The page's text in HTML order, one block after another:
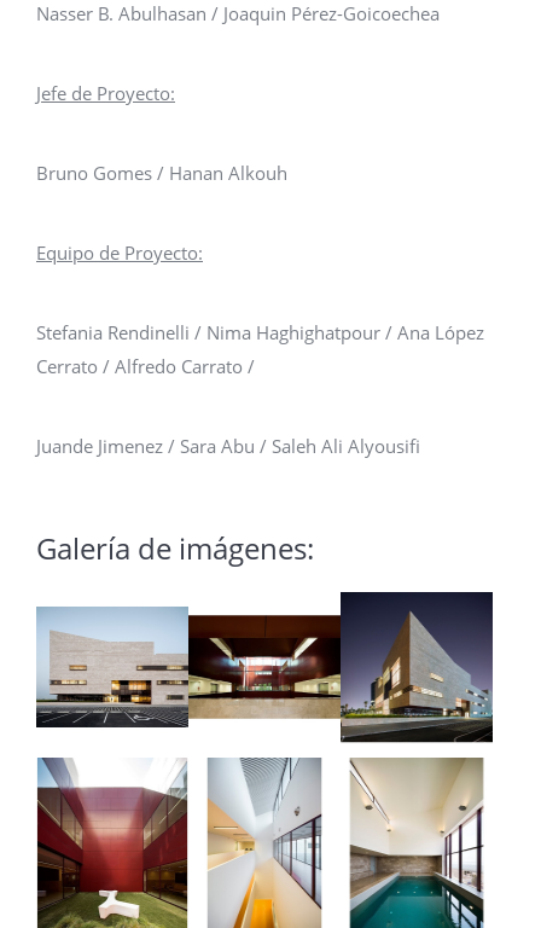
Nasser B. Abulhasan / Joaquin Pérez-Goicoechea
Jefe de Proyecto:
Bruno Gomes / Hanan Alkouh
Equipo de Proyecto:
Stefania Rendinelli / Nima Haghighatpour / Ana López
Cerrato / Alfredo Carrato /
Juande Jimenez / Sara Abu / Saleh Ali Alyousifi
Galería de imágenes: